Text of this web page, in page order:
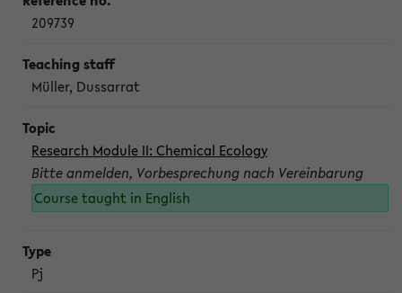
209739
Müller, Dussarrat
Research Module II: Chemical Ecology
Bitte anmelden, Vorbesprechung nach Vereinbarung
Course taught in English
Pj